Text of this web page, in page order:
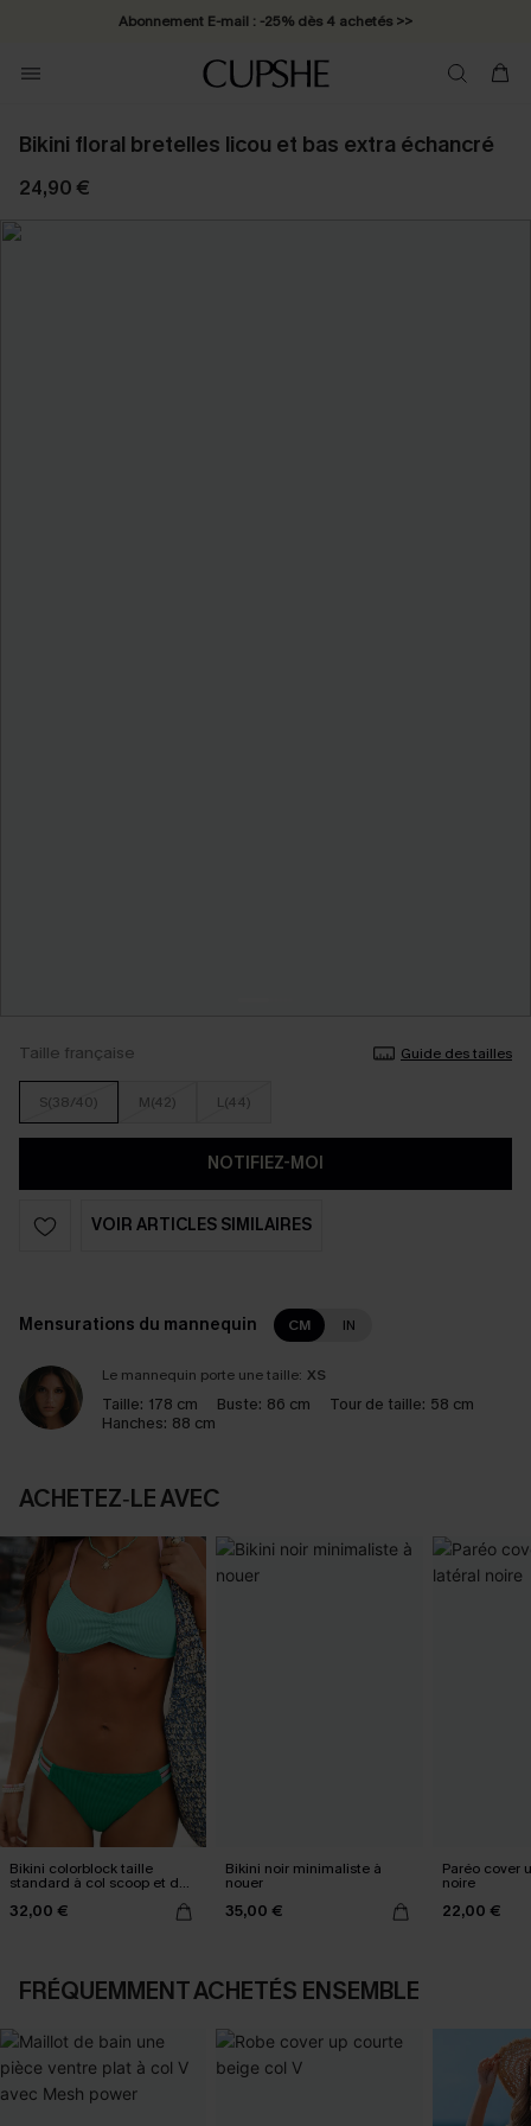
Abonnement E-mail : -25% dès 4 achetés >>
Bikini floral bretelles licou et bas extra échancré
24,90 €
Taille française Guide des tailles
S(38/40) M(42) L(44)
NOTIFIEZ-MOI
VOIR ARTICLES SIMILAIRES
Mensurations du mannequin CM IN
Le mannequin porte une taille: XS
Taille: 178 cm Buste: 86 cm Tour de taille: 58 cm
Hanches: 88 cm
ACHETEZ‑LE AVEC
Bikini colorblock taille
standard à col scoop et dos
32,00 €
Bikini noir minimaliste à
nouer
35,00 €
Paréo cover
noire
22,00 €
FRÉQUEMMENT ACHETÉS ENSEMBLE